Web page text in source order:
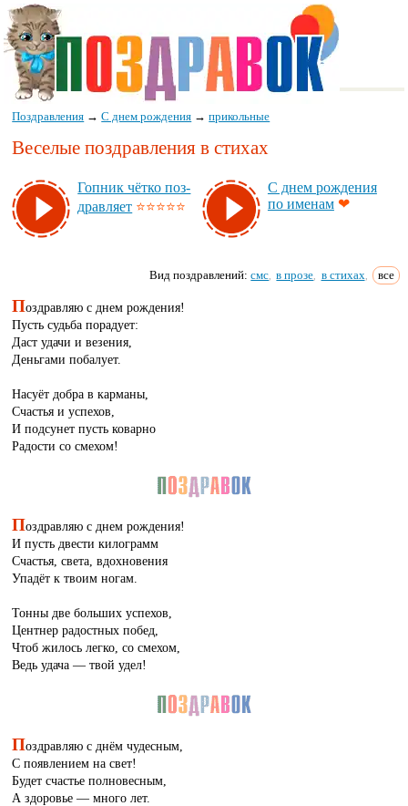
Поздравления →С днем рождения →прикольные
Веселые поздравления в стихах
Гоп­ник чёт­ко поз­
драв­ля­ет ⭐⭐⭐⭐⭐
С днем рож­де­ния
по име­нам ❤
Вид поздравлений:смс, в прозе, в стихах, все
Поздравляю с днем рождения!
Пусть судьба порадует:
Даст удачи и везения,
Деньгами побалует.
Насуёт добра в карманы,
Счастья и успехов,
И подсунет пусть коварно
Радости со смехом!
Поздравляю с днем рождения!
И пусть двести килограмм
Счастья, света, вдохновения
Упадёт к твоим ногам.
Тонны две больших успехов,
Центнер радостных побед,
Чтоб жилось легко, со смехом,
Ведь удача — твой удел!
Поздравляю с днём чудесным,
С появлением на свет!
Будет счастье полновесным,
А здоровье — много лет.